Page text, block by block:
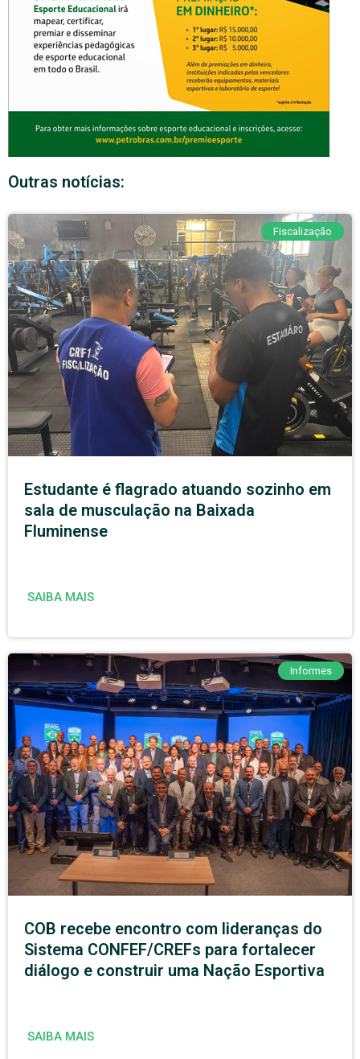
Outras notícias:
Fiscalização
Estudante é flagrado atuando sozinho em
sala de musculação na Baixada
Fluminense
SAIBA MAIS
Informes
COB recebe encontro com lideranças do
Sistema CONFEF/CREFs para fortalecer
diálogo e construir uma Nação Esportiva
SAIBA MAIS